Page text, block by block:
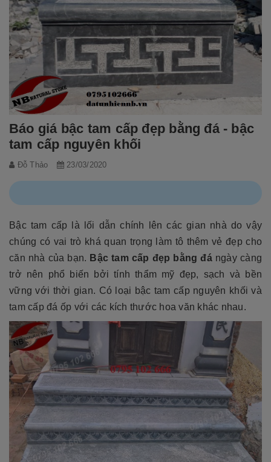
Báo giá bậc tam cấp đẹp bằng đá - bậc
tam cấp nguyên khối
Đỗ Thảo 23/03/2020
Bậc tam cấp là lối dẫn chính lên các gian nhà do vậy
chúng có vai trò khá quan trọng làm tô thêm vẻ đẹp cho
căn nhà của bạn. Bậc tam cấp đẹp bằng đá ngày càng
trở nên phổ biến bởi tính thẩm mỹ đẹp, sạch và bền
vững với thời gian. Có loại bậc tam cấp nguyên khối và
tam cấp đá ốp với các kích thước hoa văn khác nhau.